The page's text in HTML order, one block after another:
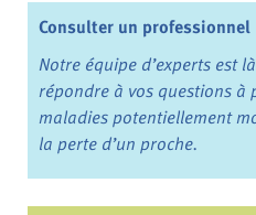
Consulter un professionnel
Notre équipe d’experts est
répondre à vos questions à
maladies potentiellement
la perte d’un proche.